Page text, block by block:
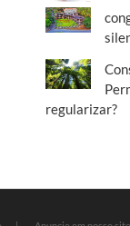
regularizar?